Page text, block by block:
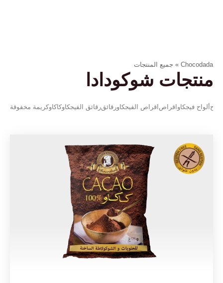
Chocodada
» جميع المنتجات
منتجات شوكودادا
ألواح ألواح فيجكاو اقراص اقراص الفيجكاورقائقرقائق الفيجكاوكاكاوكريمة مخفوقة